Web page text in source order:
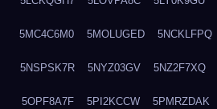
5MC4C6M0 5MOLUGED 5NCKLFPQ
5NSPSK7R 5NYZ03GV 5NZ2F7XQ
5OPF8A7F 5PI2KCCW 5PMRZDAK